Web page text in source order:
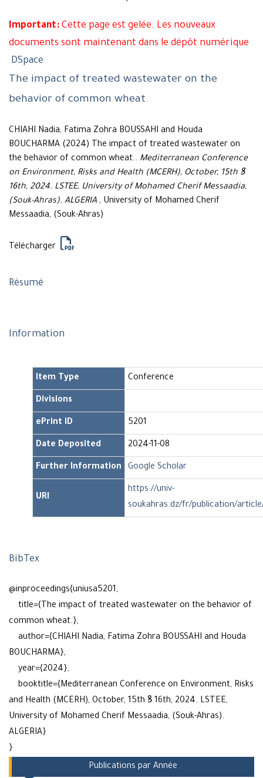
Important: Cette page est gelée. Les nouveaux
documents sont maintenant dans le dépôt numérique
DSpace
The impact of treated wastewater on the
behavior of common wheat.
CHIAHI Nadia, Fatima Zohra BOUSSAHI and Houda
BOUCHARMA (2024) The impact of treated wastewater on
the behavior of common wheat.. Mediterranean Conference
on Environment, Risks and Health (MCERH), October, 15th ꝸ
16th, 2024. LSTEE, University of Mohamed Cherif Messaadia,
(Souk-Ahras). ALGERIA , University of Mohamed Cherif
Messaadia, (Souk-Ahras)
Télécharger
Résumé
Information
Item Type Conference
Divisions
ePrint ID 5201
Date Deposited 2024-11-08
Further Information Google Scholar
URI
https://univ-
soukahras.dz/fr/publication/
BibTex
@inproceedings{uniusa5201,
title={The impact of treated wastewater on the behavior of
common wheat.},
author={CHIAHI Nadia, Fatima Zohra BOUSSAHI and Houda
BOUCHARMA},
year={2024},
booktitle={Mediterranean Conference on Environment, Risks
and Health (MCERH), October, 15th ꝸ 16th, 2024. LSTEE,
University of Mohamed Cherif Messaadia, (Souk-Ahras).
ALGERIA}
}
Publications par Année